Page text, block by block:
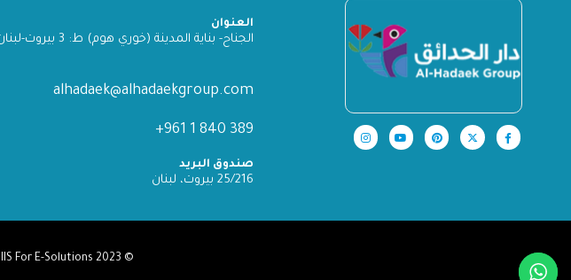
العنوان
الجناح- بناية المدينة (خوري هوم) ط: 3 بيروت-لبنان
alhadaek@alhadaekgroup.com
389 840 1 961+
صندوق البريد
25/216 بيروت، لبنان
© 2023
IIS For E-Solutions